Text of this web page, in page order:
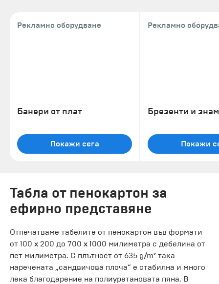
Рекламно оборудване
Банери от плат
Покажи сега
Рекламно
Брезенти и
Покажи
Табла от пенокартон за
ефирно представяне
Отпечатваме табелите от пенокартон във формати
от 100 x 200 до 700 x 1000 милиметра с дебелина от
пет милиметра. С плътност от 635 g/m² така
наречената „сандвичова плоча“ е стабилна и много
лека благодарение на полиуретановата пяна. В